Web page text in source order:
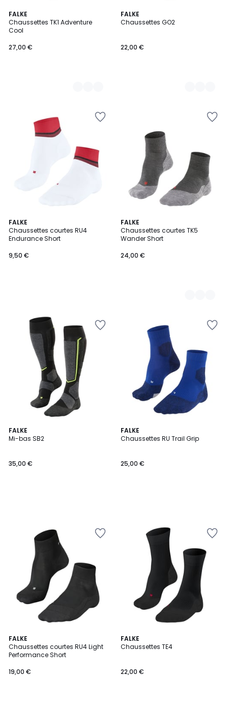
FALKE
Chaussettes TK1 Adventure
Cool
27,00 €
3
Couleurs
FALKE
Chaussettes GO2
22,00 €
4
Couleurs
FALKE
Chaussettes courtes RU4
Endurance Short
9,50 €
FALKE
Chaussettes courtes TK5
Wander Short
24,00 €
3
Couleurs
FALKE
Mi-bas SB2
35,00 €
FALKE
Chaussettes RU Trail Grip
25,00 €
FALKE
Chaussettes courtes RU4 Light
Performance Short
19,00 €
3
Couleurs
FALKE
Chaussettes TE4
22,00 €
2
Couleurs